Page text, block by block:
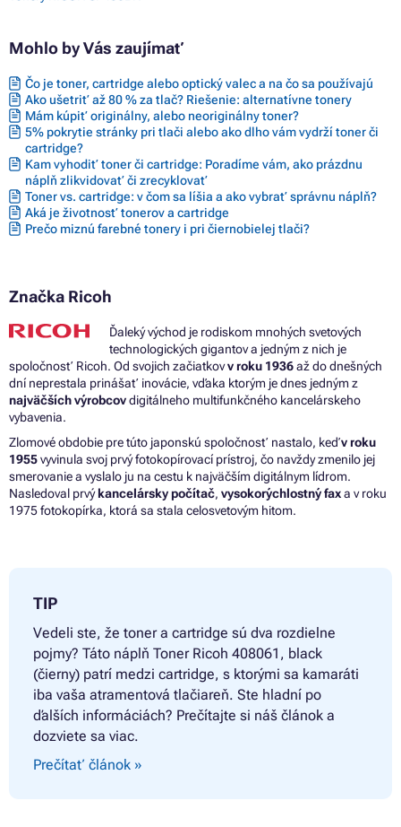
Mohlo by Vás zaujímať
Čo je toner, cartridge alebo optický valec a na čo sa používajú
Ako ušetriť až 80 % za tlač? Riešenie: alternatívne tonery
Mám kúpiť originálny, alebo neoriginálny toner?
5% pokrytie stránky pri tlači alebo ako dlho vám vydrží toner či
cartridge?
Kam vyhodiť toner či cartridge: Poradíme vám, ako prázdnu
náplň zlikvidovať či zrecyklovať
Toner vs. cartridge: v čom sa líšia a ako vybrať správnu náplň?
Aká je životnosť tonerov a cartridge
Prečo miznú farebné tonery i pri čiernobielej tlači?
Značka Ricoh
Ďaleký východ je rodiskom mnohých svetových
technologických gigantov a jedným z nich je
spoločnosť Ricoh. Od svojich začiatkovv roku 1936až do dnešných
dní neprestala prinášať inovácie, vďaka ktorým je dnes jedným z
najväčších výrobcovdigitálneho multifunkčného kancelárskeho
vybavenia.
Zlomové obdobie pre túto japonskú spoločnosť nastalo, keďv roku
1955vyvinula svoj prvý fotokopírovací prístroj, čo navždy zmenilo jej
smerovanie a vyslalo ju na cestu k najväčším digitálnym lídrom.
Nasledoval prvýkancelársky počítač, vysokorýchlostný faxa v roku
1975 fotokopírka, ktorá sa stala celosvetovým hitom.
TIP
Vedeli ste, že toner a cartridge sú dva rozdielne
pojmy? Táto náplň Toner Ricoh 408061, black
(čierny) patrí medzi cartridge, s ktorými sa kamaráti
iba vaša atramentová tlačiareň. Ste hladní po
ďalších informáciách? Prečítajte si náš článok a
dozviete sa viac.
Prečítať článok »